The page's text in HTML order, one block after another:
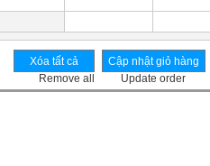
Remove all Update order